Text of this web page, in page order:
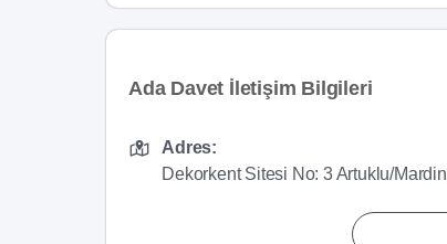
Ada Davet İletişim Bilgileri
Adres:
Dekorkent Sitesi No: 3 Artuklu/Mardin